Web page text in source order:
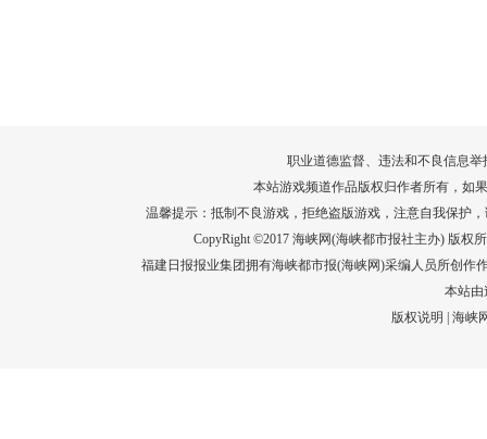
职业道德监督、违法和不良信息举
本站游戏频道作品版权归作者所有，如
温馨提示：抵制不良游戏，拒绝盗版游戏，注意自我保护
CopyRight ©2017 海峡网(海峡都市报社主办) 版权
福建日报报业集团拥有海峡都市报(海峡网)采编人员所创作
本站由
版权说明
|海峡